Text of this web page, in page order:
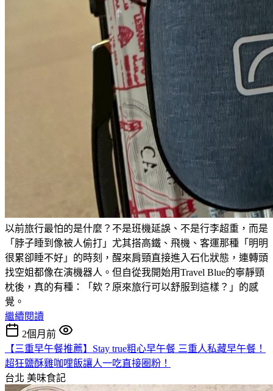
以前旅行最怕的是什麼？不是班機延誤、不是行李超重，而是
「脖子睡到像被人偷打」尤其搭高鐵、飛機、客運那種「明明
很累卻睡不好」的時刻，醒來肩頸直接進入石化狀態，連轉頭
找空姐都像在演機器人。但自從我開始用Travel Blue的寧靜頸
枕後，真的有種：「欸？原來旅行可以舒服到這樣？」的感
覺。
繼續閱讀
2個月前
【三重早午餐推薦】Stay true粗心早午餐 三重人私藏早午餐！
超狂鹽酥雞咖哩飯讓人一吃直接圈粉！
台北 美味食記